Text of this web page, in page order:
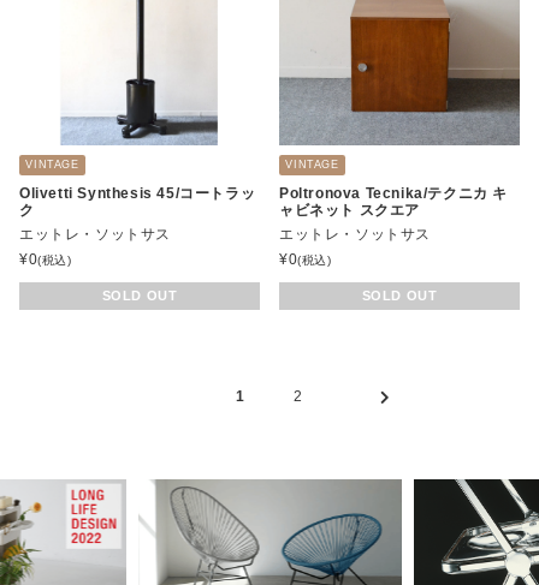
VINTAGE
Olivetti Synthesis 45/コートラッ
ク
エットレ・ソットサス
¥0(税込)
SOLD OUT
VINTAGE
Poltronova Tecnika/テクニカ キ
ャビネット スクエア
エットレ・ソットサス
¥0(税込)
SOLD OUT
1 2